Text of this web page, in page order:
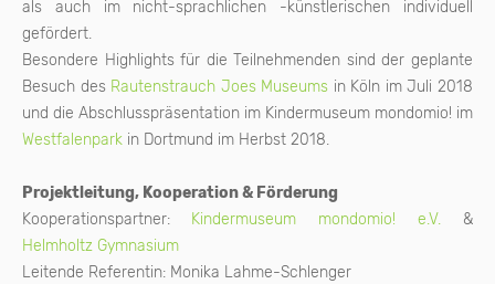
als auch im nicht-sprachlichen -künstlerischen individuell
gefördert.
Besondere Highlights für die Teilnehmenden sind der geplante
Besuch des Rautenstrauch Joes Museums in Köln im Juli 2018
und die Abschlusspräsentation im Kindermuseum mondomio! im
Westfalenpark in Dortmund im Herbst 2018.
Projektleitung, Kooperation & Förderung
Kooperationspartner:
Kindermuseum mondomio! e.V. &
Helmholtz Gymnasium
Leitende Referentin: Monika Lahme-Schlenger